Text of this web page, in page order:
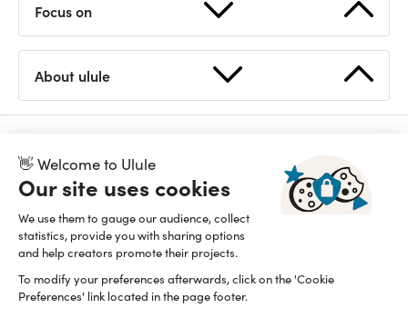
👋 Welcome to Ulule
Our site uses cookies
We use them to gauge our audience, collect
statistics, provide you with sharing options
and help creators promote their projects.
To modify your preferences afterwards, click on the 'Cookie
Preferences' link located in the page footer.
Contact us
Statistics
Open API
Focus on
Eligible projects
About ulule
Proudly B Corp since 2015 Read our manifesto